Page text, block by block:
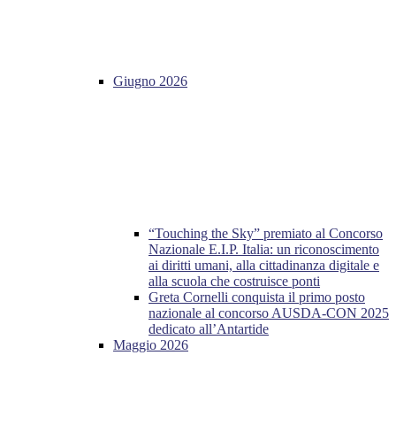
Giugno 2026
“Touching the Sky” premiato al Concorso
Nazionale E.I.P. Italia: un riconoscimento
ai diritti umani, alla cittadinanza digitale e
alla scuola che costruisce ponti
Greta Cornelli conquista il primo posto
nazionale al concorso AUSDA-CON 2025
dedicato all’Antartide
Maggio 2026